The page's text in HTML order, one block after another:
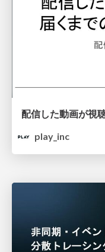
配信した動画が視
play_inc